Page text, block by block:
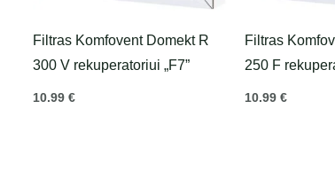
Filtras Komfovent Domekt R
300 V rekuperatoriui „F7”
10.99 €
Filtras
250 F
10.99€